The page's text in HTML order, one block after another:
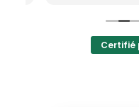
Certifié